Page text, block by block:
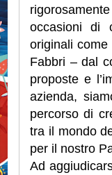
occasioni di
originali
Fabbri – dal
proposte e
azienda,
percorso di
tra il mondo
per il nostro
Ad